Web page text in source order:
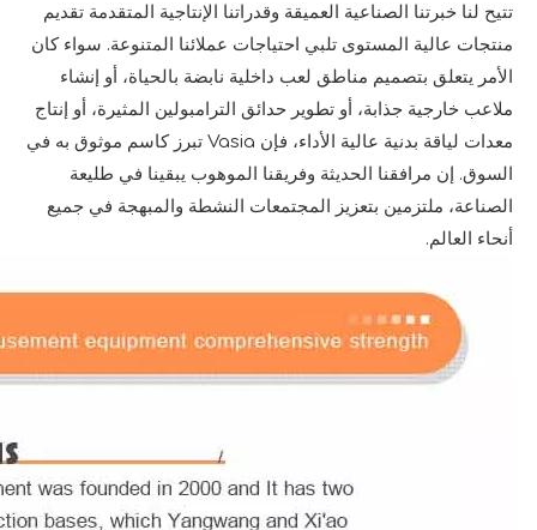
تتيح لنا خبرتنا الصناعية العميقة وقدراتنا الإنتاجية المتقدمة تقديم
منتجات عالية المستوى تلبي احتياجات عملائنا المتنوعة. سواء كان
الأمر يتعلق بتصميم مناطق لعب داخلية نابضة بالحياة، أو إنشاء
ملاعب خارجية جذابة، أو تطوير حدائق الترامبولين المثيرة، أو إنتاج
معدات لياقة بدنية عالية الأداء، فإن Vasia تبرز كاسم موثوق به في
السوق. إن مرافقنا الحديثة وفريقنا الموهوب يبقينا في طليعة
الصناعة، ملتزمين بتعزيز المجتمعات النشطة والمبهجة في جميع
أنحاء العالم.